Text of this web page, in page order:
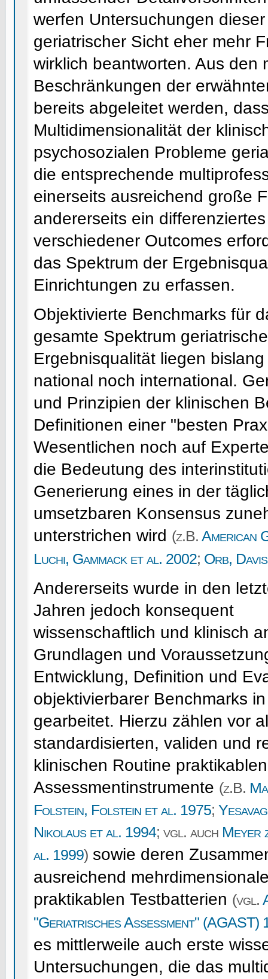
werfen Untersuchungen
geriatrischer Sicht eher mehr
wirklich beantworten. Aus den
Beschränkungen der
bereits abgeleitet werden,
Multidimensionalität der
psychosozialen Probleme
die entsprechende
einerseits ausreichend große
andererseits ein
verschiedener Outcomes
das Spektrum der
Einrichtungen zu erfassen.
Objektivierte Benchmarks für
gesamte Spektrum
Ergebnisqualität liegen
national noch international.
und Prinzipien der klinischen
Definitionen einer "besten
Wesentlichen noch auf
die Bedeutung des
Generierung eines in der
umsetzbaren Konsensus
unterstrichen wird (z.B.American
Luchi, Gammack et al. 2002; Orb,
Andererseits wurde in den
Jahren jedoch konsequent
wissenschaftlich und klinisch
Grundlagen und
Entwicklung, Definition und
objektivierbarer Benchmarks
gearbeitet. Hierzu zählen vor
standardisierten, validen und
klinischen Routine praktikablen
Assessmentinstrumente (z.B.
Folstein, Folstein et al. 1975;
Nikolaus et al. 1994; vgl. auch Meyer
al. 1999) sowie deren
ausreichend
praktikablen Testbatterien (vgl.
"Geriatrisches Assessment" (AGAST)
es mittlerweile auch erste
Untersuchungen, die das